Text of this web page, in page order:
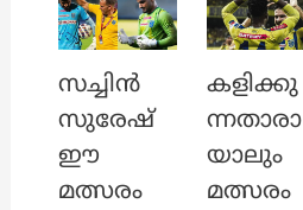
സച്ചിൻ
സുരേഷ്
ഈ
മത്സരം
കളിക്കു
ന്നതാരാ
യാലും
മത്സരം